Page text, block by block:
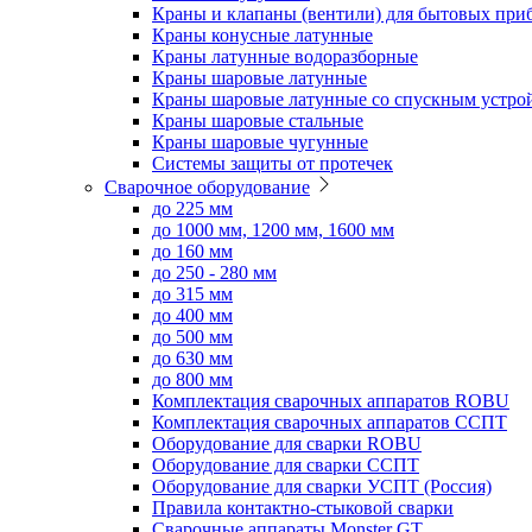
Краны и клапаны (вентили) для бытовых
Краны конусные латунные
Краны латунные водоразборные
Краны шаровые латунные
Краны шаровые латунные со спускным
Краны шаровые стальные
Краны шаровые чугунные
Системы защиты от протечек
Сварочное оборудование
до 225 мм
до 1000 мм, 1200 мм, 1600 мм
до 160 мм
до 250 - 280 мм
до 315 мм
до 400 мм
до 500 мм
до 630 мм
до 800 мм
Комплектация сварочных аппаратов ROBU
Комплектация сварочных аппаратов ССПТ
Оборудование для сварки ROBU
Оборудование для сварки ССПТ
Оборудование для сварки УСПТ (Россия)
Правила контактно-стыковой сварки